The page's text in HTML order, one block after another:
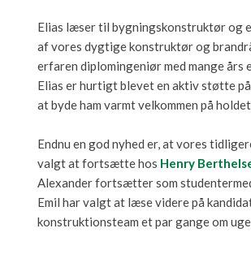
Elias læser til bygningskonstruktør og
af vores dygtige konstruktør og
erfaren diplomingeniør med mange
​Elias er hurtigt blevet en aktiv støtte
at byde ham varmt velkommen på
​Endnu en god nyhed er, at vores
valgt at fortsætte hos Henry
Alexander fortsætter som
Emil har valgt at læse videre på
konstruktionsteam et par gange om